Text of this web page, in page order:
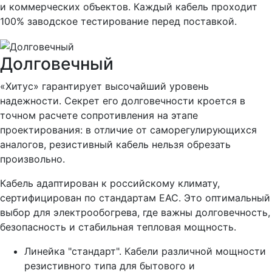
и коммерческих объектов. Каждый кабель проходит
100% заводское тестирование перед поставкой.
Долговечный
«Хитус» гарантирует высочайший уровень
надежности. Секрет его долговечности кроется в
точном расчете сопротивления на этапе
проектирования: в отличие от саморегулирующихся
аналогов, резистивный кабель нельзя обрезать
произвольно.
Кабель адаптирован к российскому климату,
сертифицирован по стандартам ЕАС. Это оптимальный
выбор для электрообогрева, где важны долговечность,
безопасность и стабильная тепловая мощность.
Линейка "стандарт". Кабели различной мощности
резистивного типа для бытового и